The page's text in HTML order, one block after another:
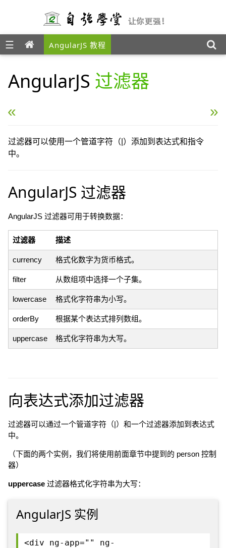
☰ AngularJS 教程
AngularJS 过滤器
« AngularJS 控制器 AngularJS Http »
过滤器可以使用一个管道字符（|）添加到表达式和指令
中。
AngularJS 过滤器
AngularJS 过滤器可用于转换数据：
过滤器 描述
currency 格式化数字为货币格式。
filter 从数组项中选择一个子集。
lowercase 格式化字符串为小写。
orderBy 根据某个表达式排列数组。
uppercase 格式化字符串为大写。
向表达式添加过滤器
过滤器可以通过一个管道字符（|）和一个过滤器添加到表达式
中。
（下面的两个实例，我们将使用前面章节中提到的 person 控制
器）
uppercase 过滤器格式化字符串为大写：
AngularJS 实例
<div ng-app="" ng-